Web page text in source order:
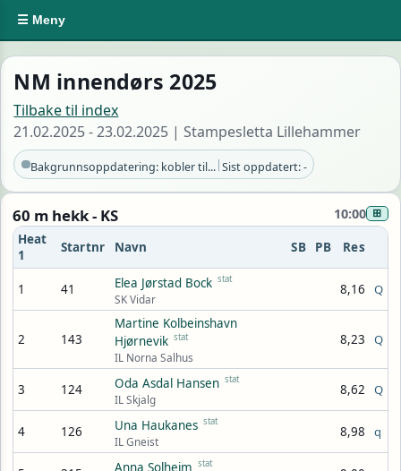
☰ Meny
NM innendørs 2025
Tilbake til index
21.02.2025 - 23.02.2025 | Stampesletta Lillehammer
Bakgrunnsoppdatering: kobler til...|Sist oppdatert: -
60 m hekk - KS 10:00 ⊞
Heat
1
Startnr Navn SB PB Res
1 41 Elea Jørstad Bock stat
SK Vidar
8,16 Q
2 143
Martine Kolbeinshavn
Hjørnevik stat
IL Norna Salhus
8,23 Q
3 124 Oda Asdal Hansen stat
IL Skjalg
8,62 Q
4 126 Una Haukanes stat
IL Gneist
8,98 q
Anna Solheim stat